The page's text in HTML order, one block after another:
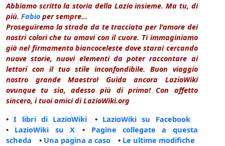
Abbiamo scritto la storia della Lazio insieme. Ma tu, di
più. Fabio per sempre...
Proseguiremo la strada da te tracciata per l'amore dei
nostri colori che tu amavi con il cuore. Ti immaginiamo
già nel firmamento biancoceleste dove starai cercando
nuove storie, nuovi elementi da poter raccontare ai
lettori con il tuo stile inconfondibile. Buon viaggio
nostro grande Maestro! Guida ancora LazioWiki
ovunque tu sia, adesso più di prima! Con affetto
sincero, i tuoi amici di LazioWiki.org
•I libri di LazioWiki • LazioWiki su Facebook
• LazioWiki su X • Pagine collegate a questa
scheda • Una pagina a caso • Le ultime modifiche